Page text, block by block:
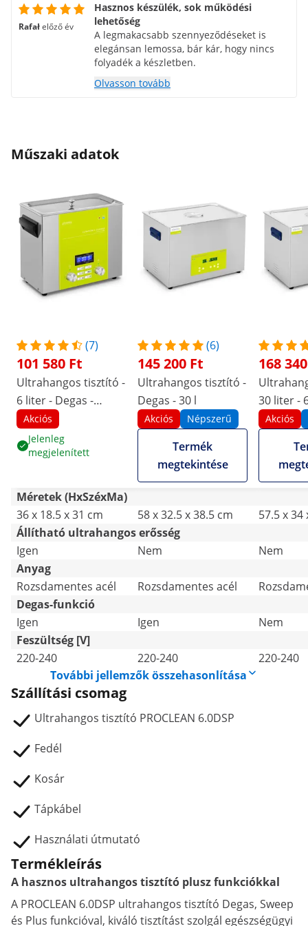
Rafałelőző év
Hasznos készülék, sok működési
lehetőség
A legmakacsabb szennyeződéseket is
elegánsan lemossa, bár kár, hogy nincs
folyadék a készletben.
Olvasson tovább
Műszaki adatok
(7)
101 580 Ft
Ultrahangos tisztító -
6 liter - Degas -
Sweep - Puls
Akciós
Jelenleg
megjelenített
(6)
145 200 Ft
Ultrahangos tisztító -
Degas - 30 l
Akciós Népszerű
Termék
megtekintése
168
30 liter -
Akciós
Méretek (HxSzéxMa)
36 x 18.5 x 31 cm
58 x 32.5 x 38.5 cm
57.5 x 34
Állítható ultrahangos erősség
Igen
Nem
Nem
Anyag
Rozsdamentes acél
Rozsdamentes acél
Degas-funkció
Igen
Igen
Nem
Feszültség [V]
220-240
220-240
220-240
További jellemzők összehasonlítása
Szállítási csomag
Ultrahangos tisztító PROCLEAN 6.0DSP
Fedél
Kosár
Tápkábel
Használati útmutató
Termékleírás
A hasznos ultrahangos tisztító plusz funkciókkal
A PROCLEAN 6.0DSP ultrahangos tisztító Degas, Sweep
és Plus funkcióval, kiváló tisztítást szolgál egészségügyi